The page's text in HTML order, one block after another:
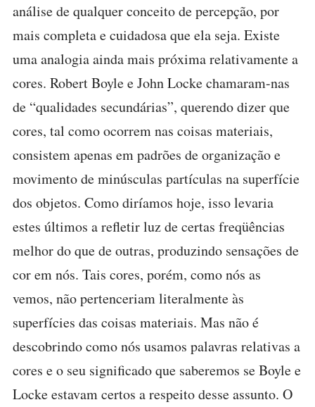
análise de qualquer conceito de percepção, por
mais completa e cuidadosa que ela seja. Existe
uma analogia ainda mais próxima relativamente a
cores. Robert Boyle e John Locke chamaram-nas
de “qualidades secundárias”, querendo dizer que
cores, tal como ocorrem nas coisas materiais,
consistem apenas em padrões de organização e
movimento de minúsculas partículas na superfície
dos objetos. Como diríamos hoje, isso levaria
estes últimos a refletir luz de certas freqüências
melhor do que de outras, produzindo sensações de
cor em nós. Tais cores, porém, como nós as
vemos, não pertenceriam literalmente às
superfícies das coisas materiais. Mas não é
descobrindo como nós usamos palavras relativas a
cores e o seu significado que saberemos se Boyle e
Locke estavam certos a respeito desse assunto. O